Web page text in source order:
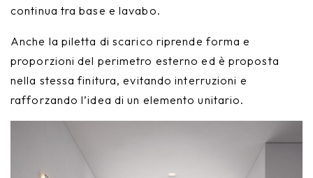
continua tra base e lavabo.
Anche la piletta di scarico riprende forma e
proporzioni del perimetro esterno ed è proposta
nella stessa finitura, evitando interruzioni e
rafforzando l’idea di un elemento unitario.